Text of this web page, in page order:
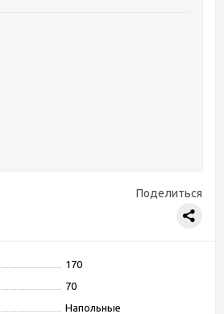
Поделиться
170
70
Напольные